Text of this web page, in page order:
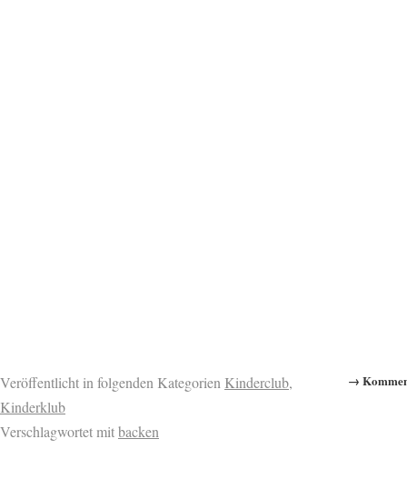
→
Veröffentlicht in folgenden Kategorien Kinderclub,
Kinderklub
Verschlagwortet mitbacken